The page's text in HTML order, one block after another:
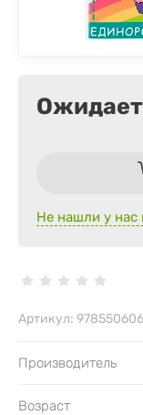
Не нашли у нас
Артикул:
Производитель
Возраст